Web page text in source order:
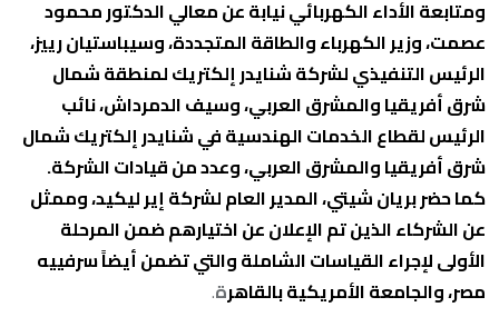
ومتابعة الأداء الكهربائي نيابة عن معالي الدكتور محمود
عصمت، وزير الكهرباء والطاقة المتجددة، وسيباستيان رييز،
الرئيس التنفيذي لشركة شنايدر إلكتريك لمنطقة شمال
شرق أفريقيا والمشرق العربي، وسيف الدمرداش، نائب
الرئيس لقطاع الخدمات الهندسية في شنايدر إلكتريك شمال
شرق أفريقيا والمشرق العربي، وعدد من قيادات الشركة.
كما حضر بريان شيتي، المدير العام لشركة إير ليكيد، وممثل
عن الشركاء الذين تم الإعلان عن اختيارهم ضمن المرحلة
الأولى لإجراء القياسات الشاملة والتي تضمن أيضاً سرفييه
مصر، والجامعة الأمريكيةبالقاهرة.